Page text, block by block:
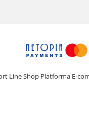
Line Shop Platforma E-